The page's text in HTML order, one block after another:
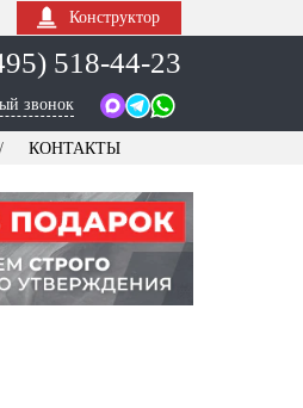
Конструктор
518-44-23
звонок
КОНТАКТЫ